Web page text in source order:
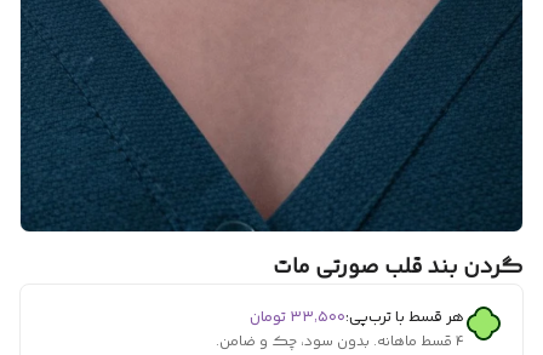
گردن بند قلب صورتی مات
هر قسط با ترب‌پی:۳۳٬۵۰۰ تومان
۴ قسط ماهانه. بدون سود، چک و ضامن.